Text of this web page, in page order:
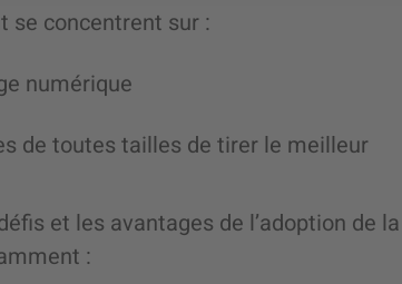
se concentrent sur :
numérique
de toutes tailles de tirer le meilleur
et les avantages de l’adoption de la
: